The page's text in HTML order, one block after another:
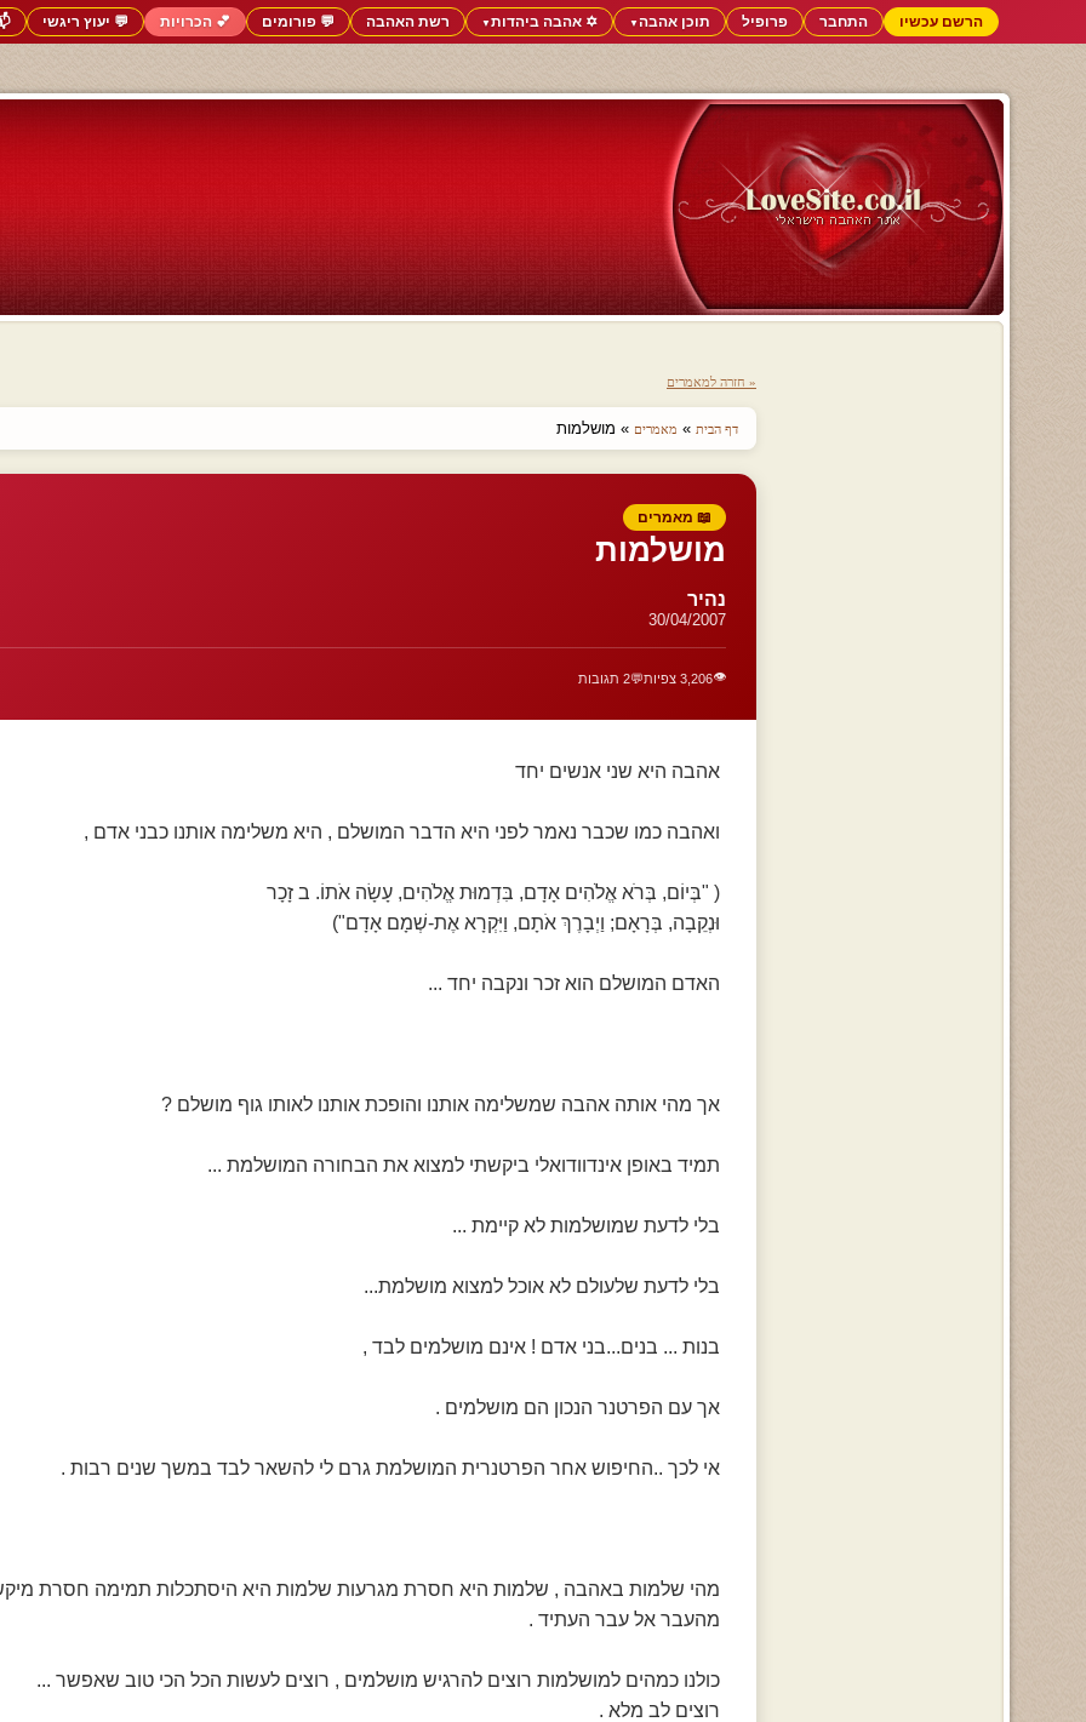
הרשם עכשיו התחבר פרופיל תוכן אהבה▼ ✡️ אהבה ביהדות▼ רשת האהבה 💬 פורומים 💕 הכרויות 💬 יעוץ ריגשי
« חזרה למאמרים
דף הבית » מאמרים » מושלמות
📖 מאמרים
מושלמות
נהיר
30/04/2007
👁️3,206 צפיות 💬2 תגובות
אהבה היא שני אנשים יחד
ואהבה כמו שכבר נאמר לפני היא הדבר המושלם , היא משלימה אותנו כבני אדם ,
( "בְּיוֹם, בְּרֹא אֱלֹהִים אָדָם, בִּדְמוּת אֱלֹהִים, עָשָׂה אֹתוֹ. ב זָכָר
וּנְקֵבָה, בְּרָאָם; וַיְבָרֶךְ אֹתָם, וַיִּקְרָא אֶת-שְׁמָם אָדָם")
האדם המושלם הוא זכר ונקבה יחד ...
אך מהי אותה אהבה שמשלימה אותנו והופכת אותנו לאותו גוף מושלם ?
תמיד באופן אינדוודואלי ביקשתי למצוא את הבחורה המושלמת ...
בלי לדעת שמושלמות לא קיימת ...
בלי לדעת שלעולם לא אוכל למצוא מושלמת...
בנות ... בנים...בני אדם ! אינם מושלמים לבד ,
אך עם הפרטנר הנכון הם מושלמים .
אי לכך ..החיפוש אחר הפרטנרית המושלמת גרם לי להשאר לבד במשך שנים רבות .
מהי שלמות באהבה , שלמות היא חסרת מגרעות שלמות היא היסתכלות תמימה חסרת
מהעבר אל עבר העתיד .
כולנו כמהים למושלמות רוצים להרגיש מושלמים , רוצים לעשות הכל הכי טוב שאפשר ...
רוצים לב מלא .